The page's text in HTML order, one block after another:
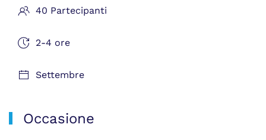
40 Partecipanti
2-4 ore
Settembre
Occasione